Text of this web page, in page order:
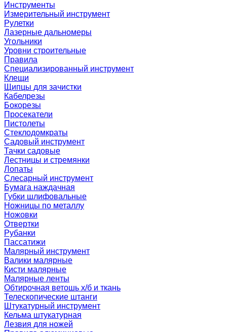
Инструменты
Измерительный инструмент
Рулетки
Лазерные дальномеры
Угольники
Уровни строительные
Правила
Специализированный инструмент
Клещи
Щипцы для зачистки
Кабелрезы
Бокорезы
Просекатели
Пистолеты
Стеклодомкраты
Садовый инструмент
Тачки садовые
Лестницы и стремянки
Лопаты
Слесарный инструмент
Бумага наждачная
Губки шлифовальные
Ножницы по металлу
Ножовки
Отвертки
Рубанки
Пассатижи
Малярный инструмент
Валики малярные
Кисти малярные
Малярные ленты
Обтирочная ветошь х/б и ткань
Телескопические штанги
Штукатурный инструмент
Кельма штукатурная
Лезвия для ножей